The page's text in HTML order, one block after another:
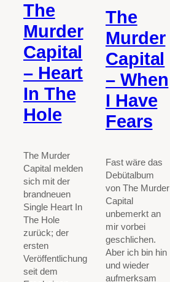
The
Murder
Capital
– Heart
In The
Hole
The Murder
Capital melden
sich mit der
brandneuen
Single Heart In
The Hole
zurück; der
ersten
Veröffentlichung
seit dem
The
Murder
Capital
– When
I Have
Fears
Fast wäre das
Debütalbum
von The Murder
Capital
unbemerkt an
mir vorbei
geschlichen.
Aber ich bin hin
und wieder
aufmerksam